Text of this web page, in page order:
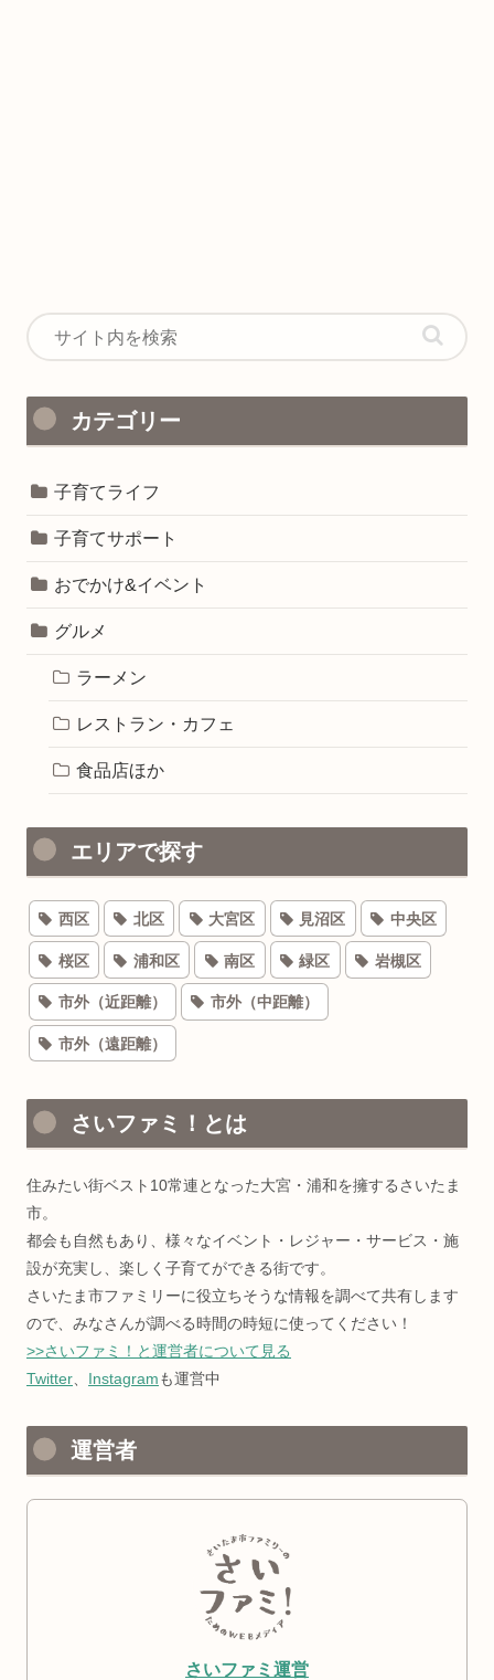
カテゴリー
子育てライフ
子育てサポート
おでかけ&イベント
グルメ
ラーメン
レストラン・カフェ
食品店ほか
エリアで探す
西区 北区 大宮区 見沼区 中央区
桜区 浦和区 南区 緑区 岩槻区
市外（近距離） 市外（中距離）
市外（遠距離）
さいファミ！とは
住みたい街ベスト10常連となった大宮・浦和を擁するさいたま
市。
都会も自然もあり、様々なイベント・レジャー・サービス・施
設が充実し、楽しく子育てができる街です。
さいたま市ファミリーに役立ちそうな情報を調べて共有します
ので、みなさんが調べる時間の時短に使ってください！
>>さいファミ！と運営者について見る
Twitter、 Instagramも運営中
運営者
さいファミ運営